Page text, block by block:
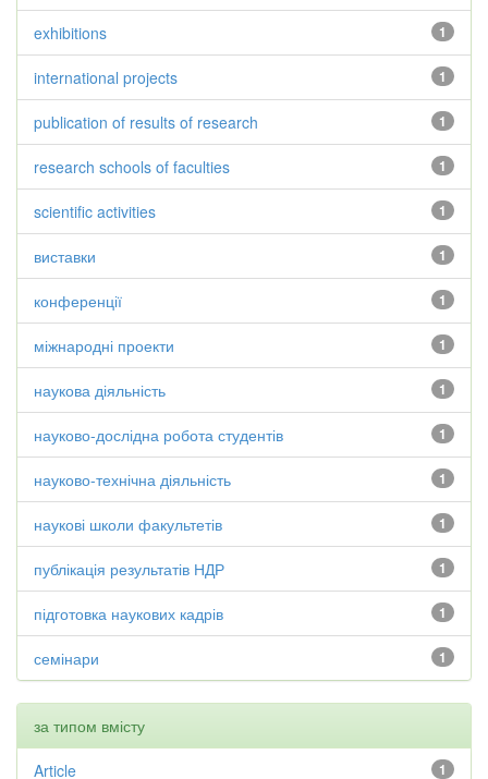
1
exhibitions
1
international projects
1
publication of results of research
1
research schools of faculties
1
scientific activities
1
виставки
1
конференції
1
міжнародні проекти
1
наукова діяльність
1
науково-дослідна робота студентів
1
науково-технічна діяльність
1
наукові школи факультетів
1
публікація результатів НДР
1
підготовка наукових кадрів
1
семінари
за типом вмісту
1
Article